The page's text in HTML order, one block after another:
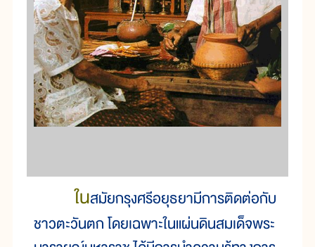
ในสมัยกรุงศรีอยุธยามีการติดต่อกับ
ชาวตะวันตก โดยเฉพาะในแผ่นดินสมเด็จพระ